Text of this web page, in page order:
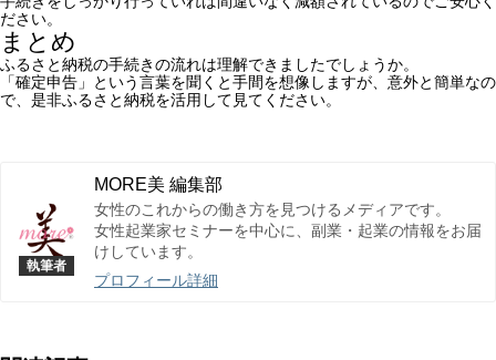
ださい。
まとめ
ふるさと納税の手続きの流れは理解できましたでしょうか。
「確定申告」という言葉を聞くと手間を想像しますが、意外と簡単なの
で、是非ふるさと納税を活用して見てください。
MORE美 編集部
女性のこれからの働き方を見つけるメディアです。
女性起業家セミナーを中心に、副業・起業の情報をお届
けしています。
プロフィール詳細